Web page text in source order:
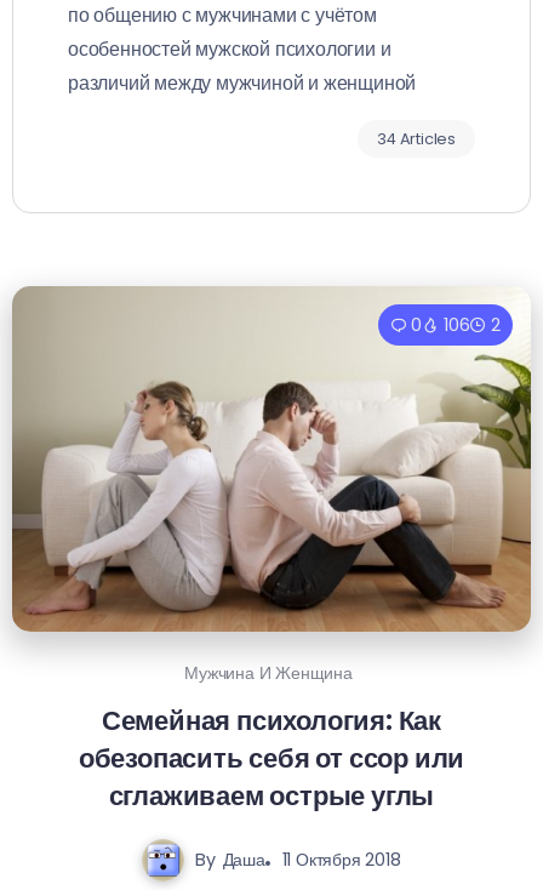
по общению с мужчинами с учётом
особенностей мужской психологии и
различий между мужчиной и женщиной
34 Articles
0 106 2
Мужчина И Женщина
Семейная психология: Как
обезопасить себя от ссор или
сглаживаем острые углы
By Даша 11 Октября 2018